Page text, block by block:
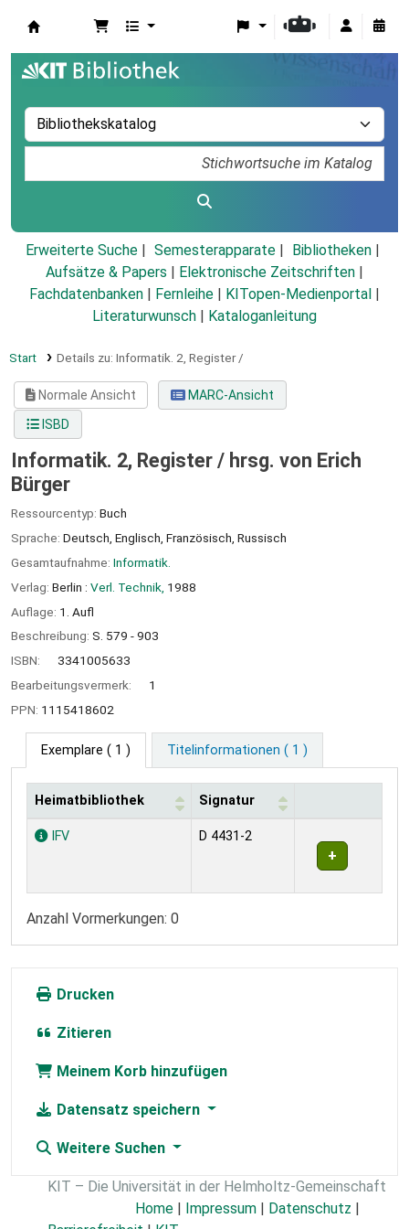
Erweiterte Suche Semesterapparate
Bibliotheken
Aufsätze & Papers
Elektronische Zeitschriften
Fachdatenbanken
Fernleihe KITopen-Medienportal
Literaturwunsch
Kataloganleitung
Start Details zu: Informatik. 2, Register /
Normale Ansicht
MARC-Ansicht
ISBD
Informatik. 2, Register / hrsg. von Erich
Bürger
Ressourcentyp: Buch
Sprache: Deutsch Englisch Französisch Russisch
Gesamtaufnahme: Informatik.
Verlag: Berlin : Verl. Technik, 1988
Auflage: 1. Aufl
Beschreibung: S. 579 - 903
ISBN:
3341005633
Bearbeitungsvermerk:
1
PPN: 1115418602
Exemplare ( 1 ) Titelinformationen ( 1 )
Exemplare
Heimatbibliothek Signatur
IFV D 4431-2
Anzahl Vormerkungen: 0
Drucken
Zitieren
Meinem Korb hinzufügen
Datensatz speichern
Weitere Suchen
KIT – Die Universität in der Helmholtz-Gemeinschaft
Home | Impressum | Datenschutz |